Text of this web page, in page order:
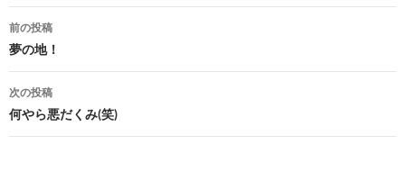
投
稿
ナ
ビ
ゲ
前の投稿
夢の地！
次の投稿
何やら悪だくみ(笑)